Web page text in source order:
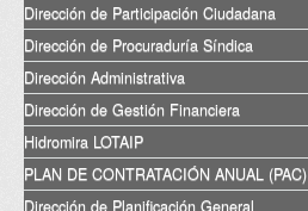
Dirección de Participación Ciudadana
Dirección de Procuraduría Síndica
Dirección Administrativa
Dirección de Gestión Financiera
Hidromira LOTAIP
PLAN DE CONTRATACIÓN ANUAL (PAC)
Dirección de Planificación General